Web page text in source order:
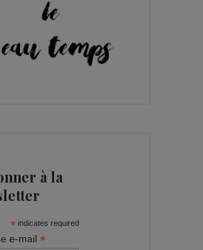
à la
* indicates required
e-mail *